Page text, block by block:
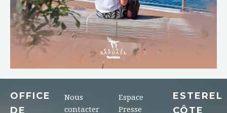
OFFICE
DE
Nous
contacter
Espace
Presse
ESTEREL
CÔTE